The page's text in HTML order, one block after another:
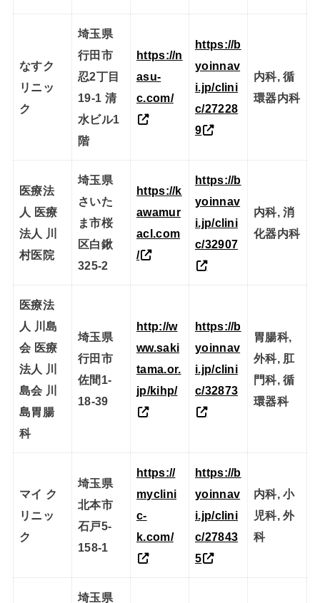
なすク
リニッ
ク
埼玉県
行田市
忍2丁目
19-1 清
水ビル1
階
https://n
asu-
c.com/
https://b
yoinnav
i.jp/clini
c/27228
9
内科, 循
環器内科
医療法
人 医療
法人 川
村医院
埼玉県
さいた
ま市桜
区白鍬
325-2
https://k
awamur
acl.com
/
https://b
yoinnav
i.jp/clini
c/32907
内科, 消
化器内科
医療法
人 川島
会 医療
法人 川
島会 川
島胃腸
科
埼玉県
行田市
佐間1-
18-39
http://w
ww.saki
tama.or.
jp/kihp/
https://b
yoinnav
i.jp/clini
c/32873
胃腸科,
外科, 肛
門科, 循
環器科
マイ ク
リニッ
ク
埼玉県
北本市
石戸5-
158-1
https://
myclini
c-
k.com/
https://b
yoinnav
i.jp/clini
c/27843
5
内科, 小
児科, 外
科
埼玉県